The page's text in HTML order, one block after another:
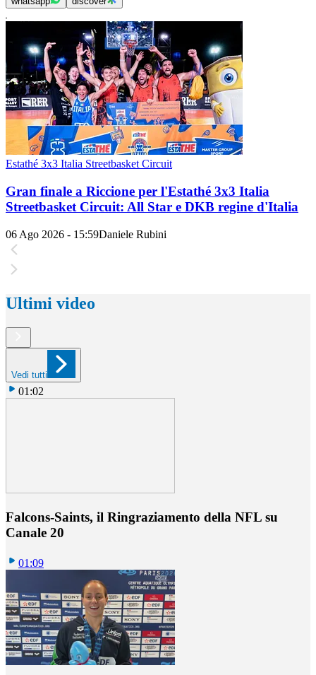
Estathé 3x3 Italia Streetbasket Circuit
Gran finale a Riccione per l'Estathé 3x3 Italia
Streetbasket Circuit: All Star e DKB regine d'Italia
06 Ago 2026 - 15:59Daniele Rubini
Ultimi video
Vedi tutti
01:02
Falcons-Saints, il Ringraziamento della NFL su
Canale 20
01:09